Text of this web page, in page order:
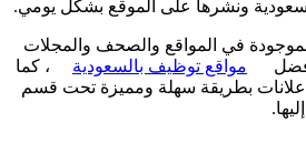
ونشرها على الموقع بشكل يومي.
في المواقع والصحف والمجلات
مواقع توظيف بالسعودية
، كما
بطريقة سهلة ومميزة تحت قسم